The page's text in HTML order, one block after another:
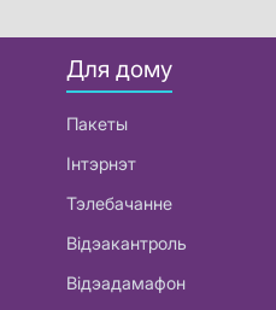
Для дому
Пакеты
Інтэрнэт
Тэлебачанне
Відэакантроль
Відэадамафон